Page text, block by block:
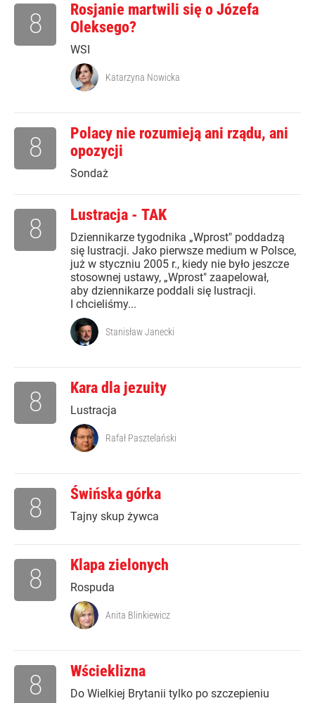
Rosjanie martwili się o Józefa
Oleksego?
WSI
8
Katarzyna Nowicka
Polacy nie rozumieją ani rządu, ani
opozycji
Sondaż
8
Lustracja - TAK
Dziennikarze tygodnika „Wprost" poddadzą
się lustracji. Jako pierwsze medium w Polsce,
już w styczniu 2005 r., kiedy nie było jeszcze
stosownej ustawy, „Wprost" zaapelował,
aby dziennikarze poddali się lustracji.
I chcieliśmy...
8
Stanisław Janecki
Kara dla jezuity
Lustracja
8
Rafał Pasztelański
Świńska górka
Tajny skup żywca
8
Klapa zielonych
Rospuda
8
Anita Blinkiewicz
Wścieklizna
Do Wielkiej Brytanii tylko po szczepieniu
8